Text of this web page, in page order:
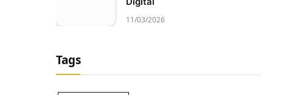
11/03/2026
Tags